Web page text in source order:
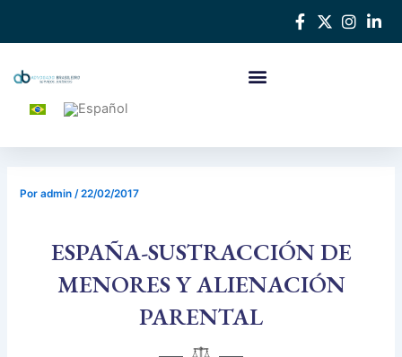
Poradmin /22/02/2017
ESPAÑA-SUSTRACCIÓN DE
MENORES Y ALIENACIÓN
PARENTAL